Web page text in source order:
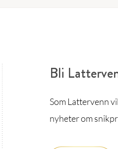
Bli
Som Lattervenn
nyheter om